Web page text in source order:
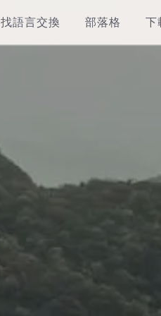
找語言交換 部落格 下